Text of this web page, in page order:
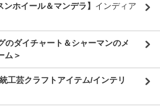
ホイール＆マンデラ】 インディア
のダイチャート＆シャーマンのメ
ム＞
工芸クラフトアイテム/インテリ